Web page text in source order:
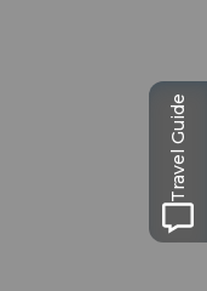
Travel Guide